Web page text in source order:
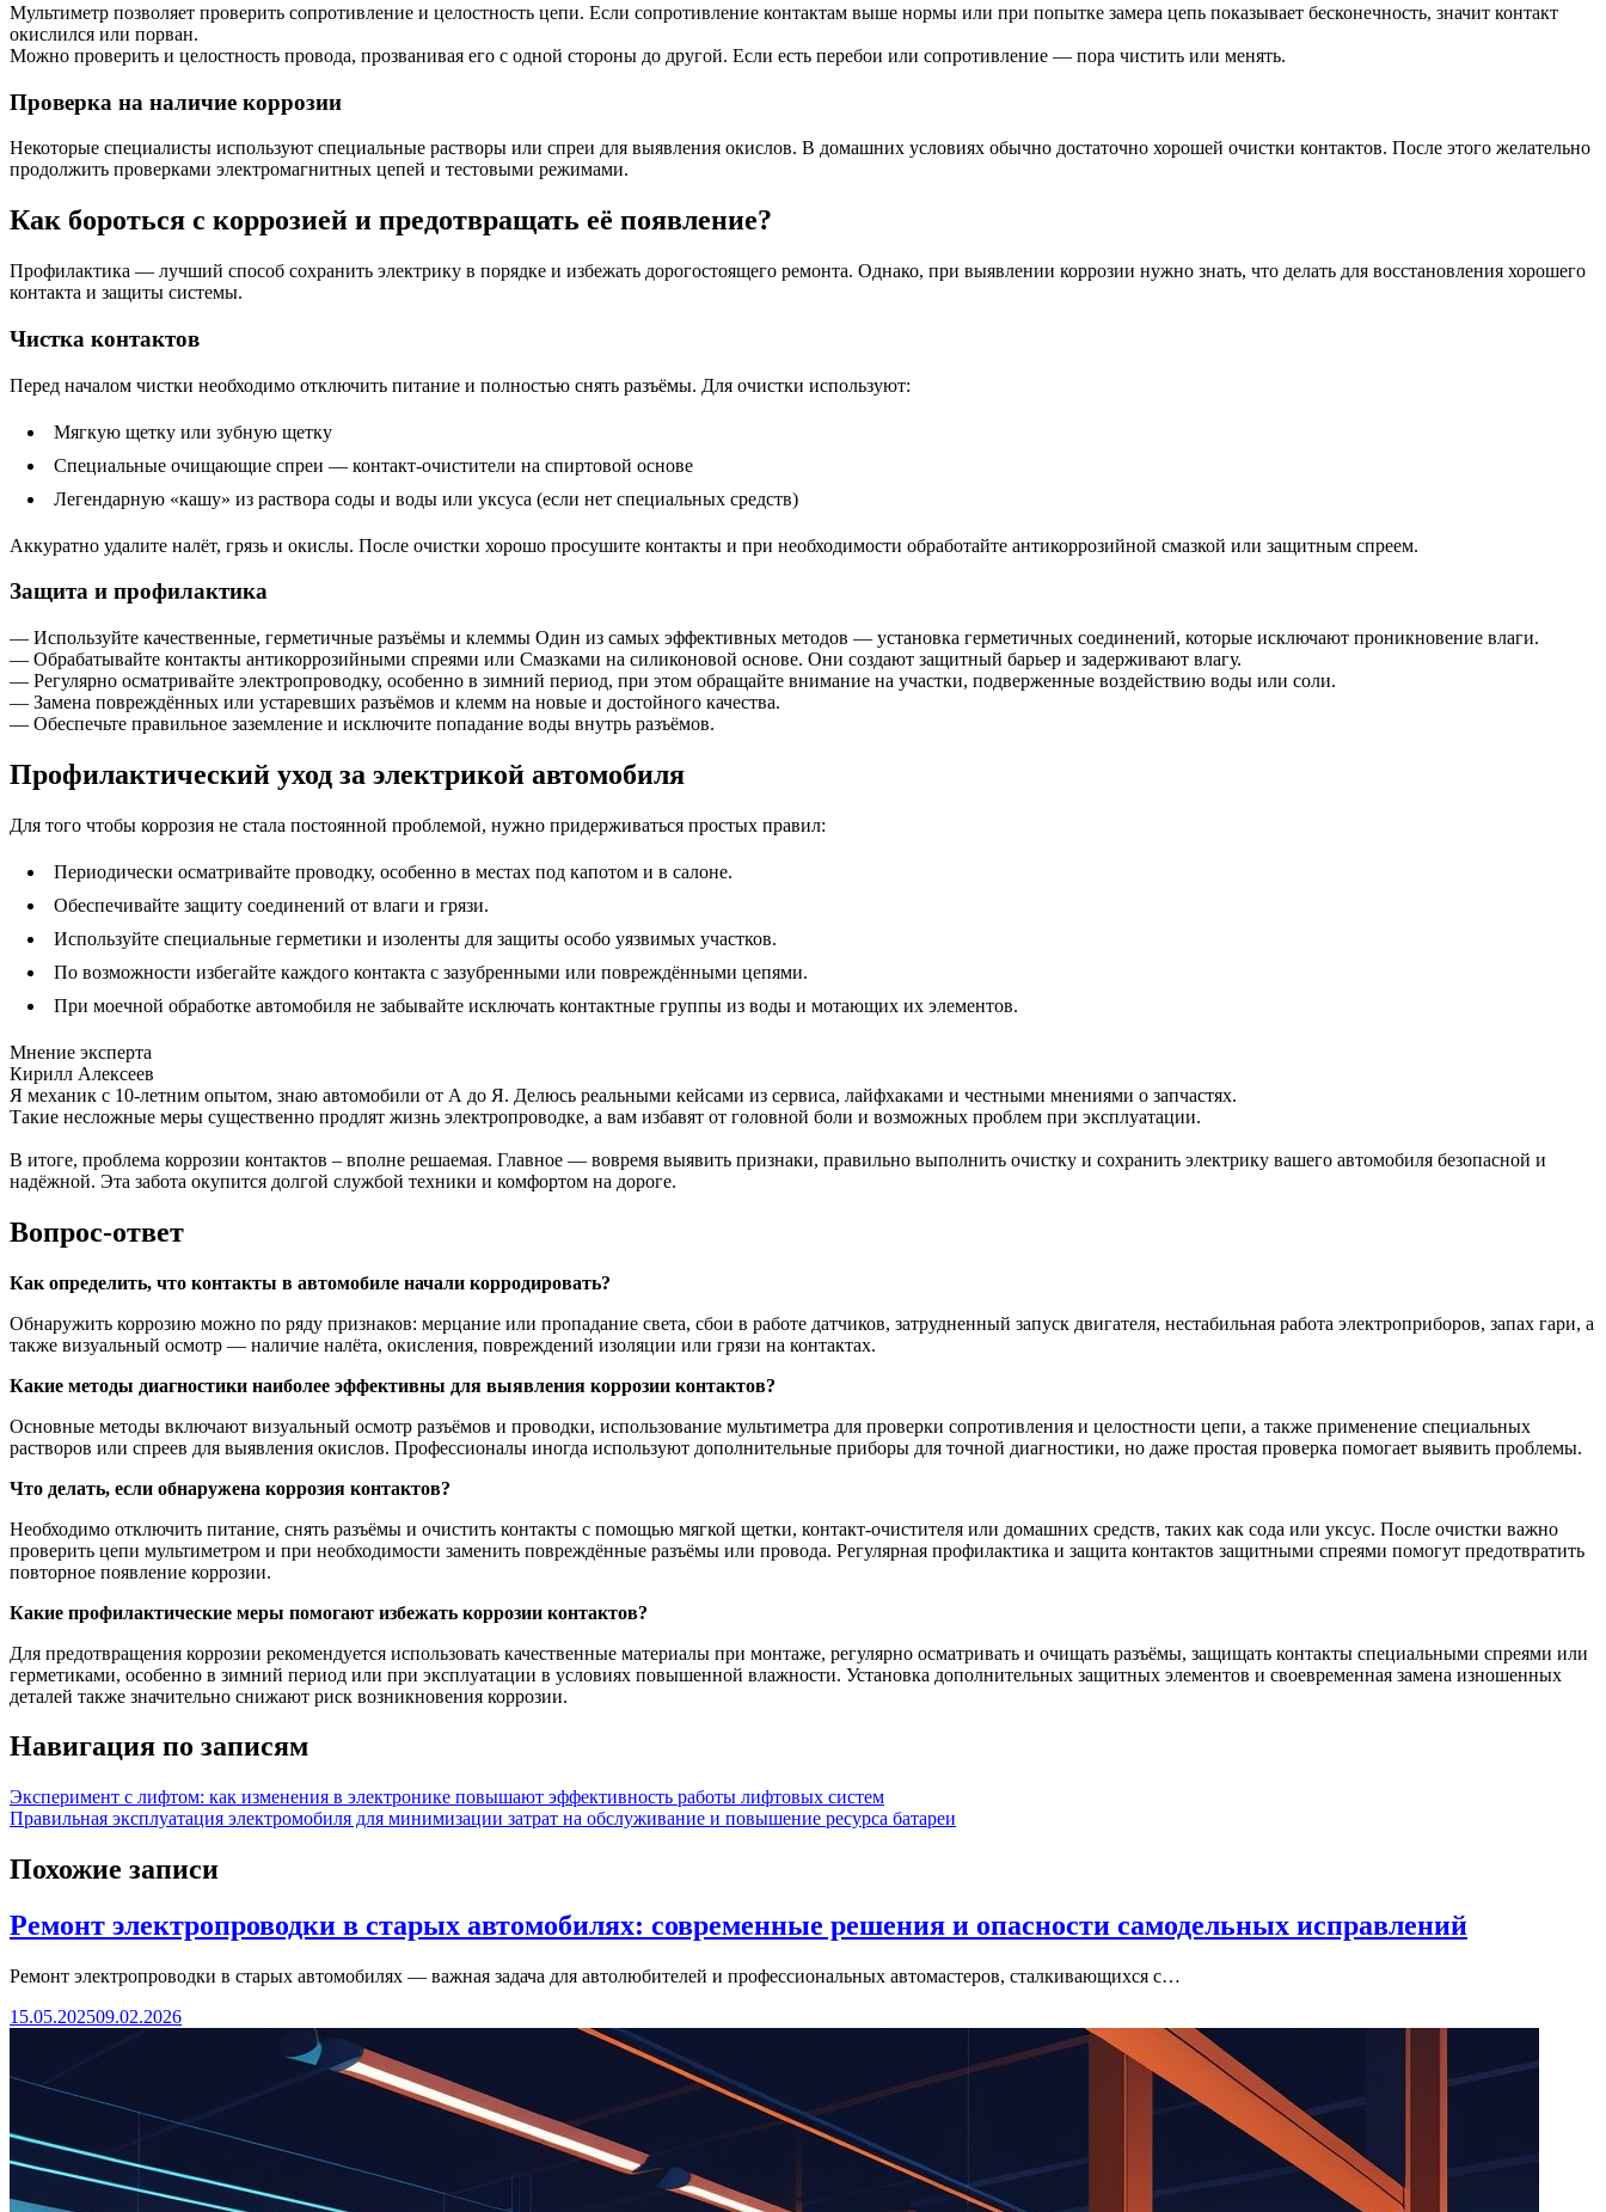
Мультиметр позволяет проверить сопротивление и целостность цепи. Если сопротивление контактам выше нормы или при попытке замера цепь показывает бесконечность, значит контакт
окислился или порван.
Можно проверить и целостность провода, прозванивая его с одной стороны до другой. Если есть перебои или сопротивление — пора чистить или менять.
Проверка на наличие коррозии
Некоторые специалисты используют специальные растворы или спреи для выявления окислов. В домашних условиях обычно достаточно хорошей очистки контактов. После этого желательно
продолжить проверками электромагнитных цепей и тестовыми режимами.
Как бороться с коррозией и предотвращать её появление?
Профилактика — лучший способ сохранить электрику в порядке и избежать дорогостоящего ремонта. Однако, при выявлении коррозии нужно знать, что делать для восстановления хорошего
контакта и защиты системы.
Чистка контактов
Перед началом чистки необходимо отключить питание и полностью снять разъёмы. Для очистки используют:
Мягкую щетку или зубную щетку
Специальные очищающие спреи — контакт-очистители на спиртовой основе
Легендарную «кашу» из раствора соды и воды или уксуса (если нет специальных средств)
Аккуратно удалите налёт, грязь и окислы. После очистки хорошо просушите контакты и при необходимости обработайте антикоррозийной смазкой или защитным спреем.
Защита и профилактика
— Используйте качественные, герметичные разъёмы и клеммы Один из самых эффективных методов — установка герметичных соединений, которые исключают проникновение влаги.
— Обрабатывайте контакты антикоррозийными спреями или Смазками на силиконовой основе. Они создают защитный барьер и задерживают влагу.
— Регулярно осматривайте электропроводку, особенно в зимний период, при этом обращайте внимание на участки, подверженные воздействию воды или соли.
— Замена повреждённых или устаревших разъёмов и клемм на новые и достойного качества.
— Обеспечьте правильное заземление и исключите попадание воды внутрь разъёмов.
Профилактический уход за электрикой автомобиля
Для того чтобы коррозия не стала постоянной проблемой, нужно придерживаться простых правил:
Периодически осматривайте проводку, особенно в местах под капотом и в салоне.
Обеспечивайте защиту соединений от влаги и грязи.
Используйте специальные герметики и изоленты для защиты особо уязвимых участков.
По возможности избегайте каждого контакта с зазубренными или повреждёнными цепями.
При моечной обработке автомобиля не забывайте исключать контактные группы из воды и мотающих их элементов.
Мнение эксперта
Кирилл Алексеев
Я механик с 10-летним опытом, знаю автомобили от А до Я. Делюсь реальными кейсами из сервиса, лайфхаками и честными мнениями о запчастях.
Такие несложные меры существенно продлят жизнь электропроводке, а вам избавят от головной боли и возможных проблем при эксплуатации.
В итоге, проблема коррозии контактов – вполне решаемая. Главное — вовремя выявить признаки, правильно выполнить очистку и сохранить электрику вашего автомобиля безопасной и
надёжной. Эта забота окупится долгой службой техники и комфортом на дороге.
Вопрос-ответ
Как определить, что контакты в автомобиле начали корродировать?
Обнаружить коррозию можно по ряду признаков: мерцание или пропадание света, сбои в работе датчиков, затрудненный запуск двигателя, нестабильная работа электроприборов, запах гари, а
также визуальный осмотр — наличие налёта, окисления, повреждений изоляции или грязи на контактах.
Какие методы диагностики наиболее эффективны для выявления коррозии контактов?
Основные методы включают визуальный осмотр разъёмов и проводки, использование мультиметра для проверки сопротивления и целостности цепи, а также применение специальных
растворов или спреев для выявления окислов. Профессионалы иногда используют дополнительные приборы для точной диагностики, но даже простая проверка помогает выявить проблемы.
Что делать, если обнаружена коррозия контактов?
Необходимо отключить питание, снять разъёмы и очистить контакты с помощью мягкой щетки, контакт-очистителя или домашних средств, таких как сода или уксус. После очистки важно
проверить цепи мультиметром и при необходимости заменить повреждённые разъёмы или провода. Регулярная профилактика и защита контактов защитными спреями помогут предотвратить
повторное появление коррозии.
Какие профилактические меры помогают избежать коррозии контактов?
Для предотвращения коррозии рекомендуется использовать качественные материалы при монтаже, регулярно осматривать и очищать разъёмы, защищать контакты специальными спреями или
герметиками, особенно в зимний период или при эксплуатации в условиях повышенной влажности. Установка дополнительных защитных элементов и своевременная замена изношенных
деталей также значительно снижают риск возникновения коррозии.
Навигация по записям
Эксперимент с лифтом: как изменения в электронике повышают эффективность работы лифтовых систем
Правильная эксплуатация электромобиля для минимизации затрат на обслуживание и повышение ресурса батареи
Похожие записи
Ремонт электропроводки в старых автомобилях: современные решения и опасности самодельных исправлений
Ремонт электропроводки в старых автомобилях — важная задача для автолюбителей и профессиональных автомастеров, сталкивающихся с…
15.05.202509.02.2026